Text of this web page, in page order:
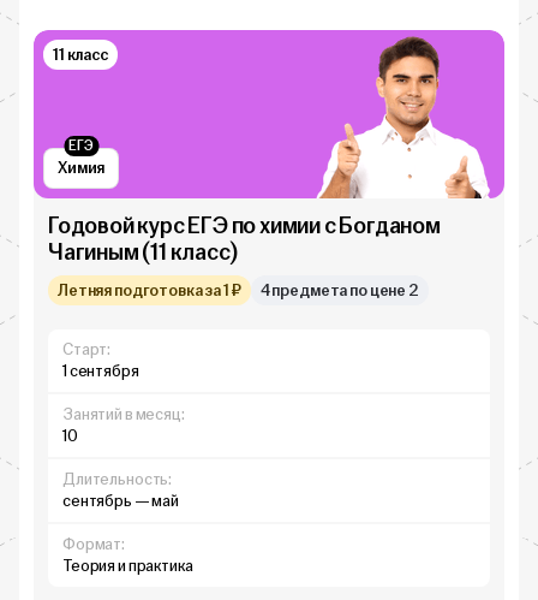
Химия
ЕГЭ
11 класс
Годовой курс ЕГЭ по химии с Богданом
Чагиным (11 класс)
Летняя подготовка за 1 ₽ 4 предмета по цене 2
Старт:
1 сентября
Занятий в месяц:
10
Длительность:
сентябрь — май
Формат:
Теория и практика